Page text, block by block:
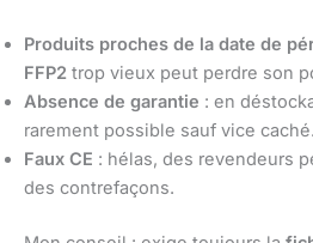
Produits proches de la date de
FFP2 trop vieux peut perdre son
Absence de garantie : en
rarement possible sauf vice caché.
Faux CE : hélas, des revendeurs
des contrefaçons.